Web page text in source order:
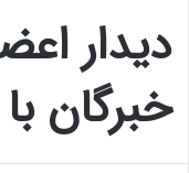
دیدار
خبرگان